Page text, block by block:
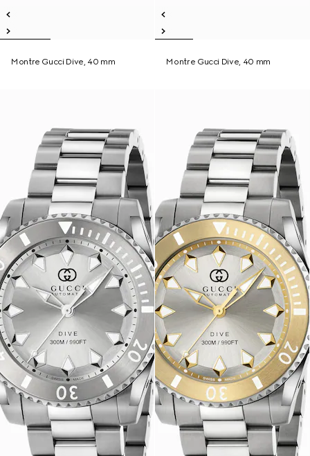
Montre Gucci Dive, 40 mm Montre Gucci Dive, 40 mm